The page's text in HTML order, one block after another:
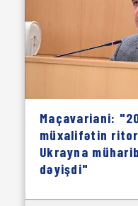
Maçavariani:
müxalifətin
Ukrayna
dəyişdi"